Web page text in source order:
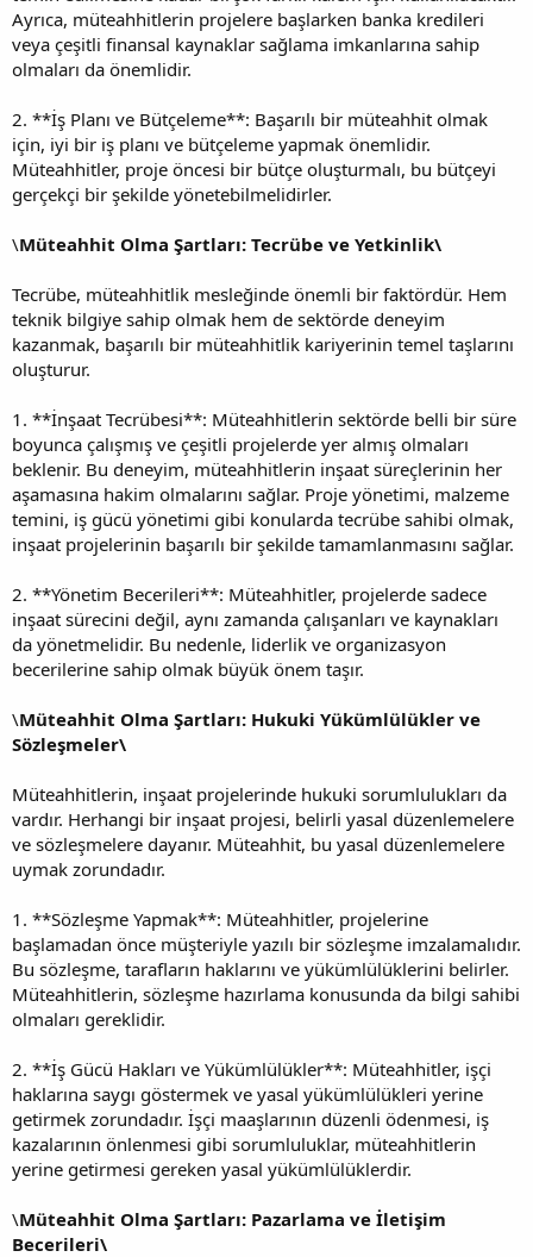
Ayrıca, müteahhitlerin projelere başlarken banka kredileri
veya çeşitli finansal kaynaklar sağlama imkanlarına sahip
olmaları da önemlidir.
2. **İş Planı ve Bütçeleme**: Başarılı bir müteahhit olmak
için, iyi bir iş planı ve bütçeleme yapmak önemlidir.
Müteahhitler, proje öncesi bir bütçe oluşturmalı, bu bütçeyi
gerçekçi bir şekilde yönetebilmelidirler.
\Müteahhit Olma Şartları: Tecrübe ve Yetkinlik\
Tecrübe, müteahhitlik mesleğinde önemli bir faktördür. Hem
teknik bilgiye sahip olmak hem de sektörde deneyim
kazanmak, başarılı bir müteahhitlik kariyerinin temel taşlarını
oluşturur.
1. **İnşaat Tecrübesi**: Müteahhitlerin sektörde belli bir süre
boyunca çalışmış ve çeşitli projelerde yer almış olmaları
beklenir. Bu deneyim, müteahhitlerin inşaat süreçlerinin her
aşamasına hakim olmalarını sağlar. Proje yönetimi, malzeme
temini, iş gücü yönetimi gibi konularda tecrübe sahibi olmak,
inşaat projelerinin başarılı bir şekilde tamamlanmasını sağlar.
2. **Yönetim Becerileri**: Müteahhitler, projelerde sadece
inşaat sürecini değil, aynı zamanda çalışanları ve kaynakları
da yönetmelidir. Bu nedenle, liderlik ve organizasyon
becerilerine sahip olmak büyük önem taşır.
\Müteahhit Olma Şartları: Hukuki Yükümlülükler ve
Sözleşmeler\
Müteahhitlerin, inşaat projelerinde hukuki sorumlulukları da
vardır. Herhangi bir inşaat projesi, belirli yasal düzenlemelere
ve sözleşmelere dayanır. Müteahhit, bu yasal düzenlemelere
uymak zorundadır.
1. **Sözleşme Yapmak**: Müteahhitler, projelerine
başlamadan önce müşteriyle yazılı bir sözleşme imzalamalıdır.
Bu sözleşme, tarafların haklarını ve yükümlülüklerini belirler.
Müteahhitlerin, sözleşme hazırlama konusunda da bilgi sahibi
olmaları gereklidir.
2. **İş Gücü Hakları ve Yükümlülükler**: Müteahhitler, işçi
haklarına saygı göstermek ve yasal yükümlülükleri yerine
getirmek zorundadır. İşçi maaşlarının düzenli ödenmesi, iş
kazalarının önlenmesi gibi sorumluluklar, müteahhitlerin
yerine getirmesi gereken yasal yükümlülüklerdir.
\Müteahhit Olma Şartları: Pazarlama ve İletişim
Becerileri\